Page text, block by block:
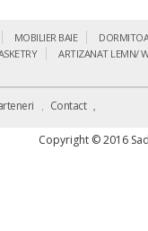
MOBILIER BAIE
ARTIZANAT LEMN/
Contact
Copyright © 2016